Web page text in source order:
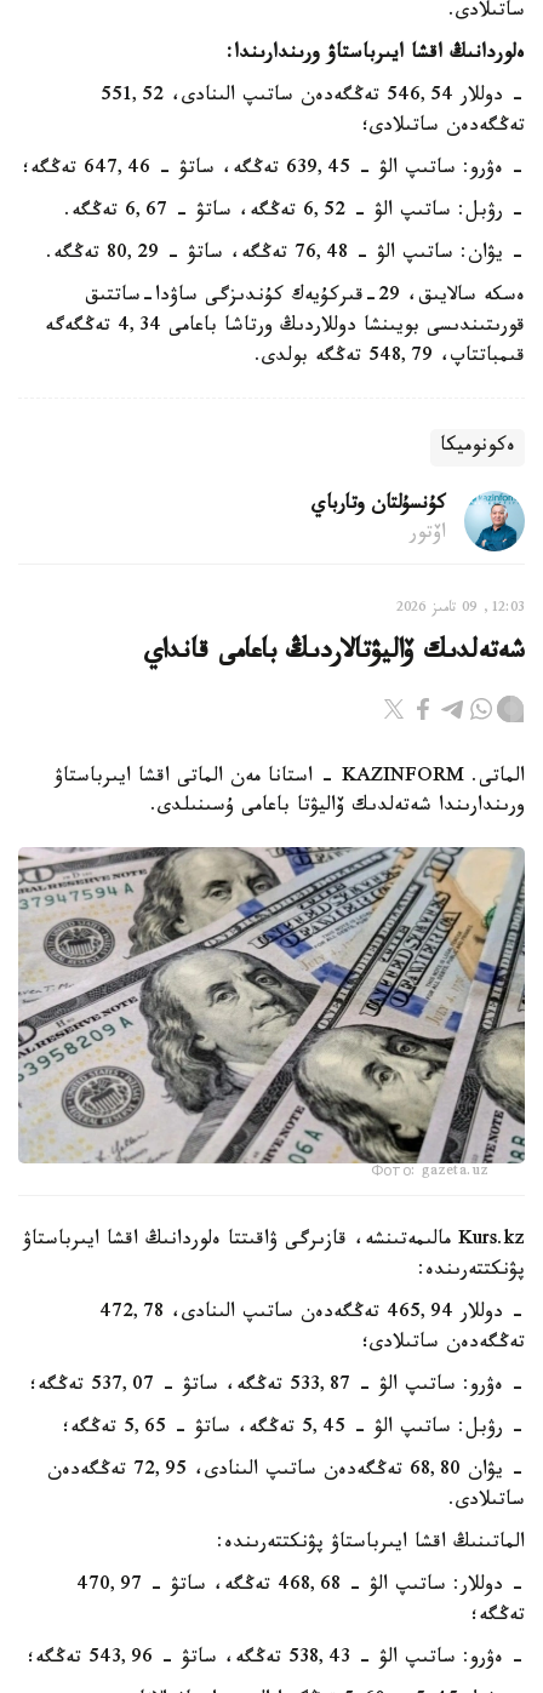
ساتىلادى.
ەلوردانىڭ اقشا ايىرباستاۋ ورىندارىندا:
- دوللار 546,54 تەڭگەدەن ساتىپ الىنادى، 551,52
تەڭگەدەن ساتىلادى؛
- ەۋرو: ساتىپ الۋ - 639,45 تەڭگە، ساتۋ - 647,46 تەڭگە؛
- رۋبل: ساتىپ الۋ - 6,52 تەڭگە، ساتۋ - 6,67 تەڭگە.
- يۋان: ساتىپ الۋ - 76,48 تەڭگە، ساتۋ - 80,29 تەڭگە.
ەسكە سالايىق، 29-قىركۇيەك كۇندىزگى ساۋدا-ساتتىق
قورىتىندىسى بويىنشا دوللاردىڭ ورتاشا باعامى 4,34 تەڭگەگە
قىمباتتاپ، 548,79 تەڭگە بولدى.
ەكونوميكا
كۇنسۇلتان وتارباي
اۆتور
12:03, 09 تامىز 2026
شەتەلدىك ۆاليۋتالاردىڭ باعامى قانداي
الماتى. KAZINFORM - استانا مەن الماتى اقشا ايىرباستاۋ
ورىندارىندا شەتەلدىك ۆاليۋتا باعامى ۇسىنىلدى.
Фото: gazeta.uz
Kurs.kz مالىمەتىنشە، قازىرگى ۋاقىتتا ەلوردانىڭ اقشا ايىرباستاۋ
پۋنكتتەرىندە:
- دوللار 465,94 تەڭگەدەن ساتىپ الىنادى، 472,78
تەڭگەدەن ساتىلادى؛
- ەۋرو: ساتىپ الۋ - 533,87 تەڭگە، ساتۋ - 537,07 تەڭگە؛
- رۋبل: ساتىپ الۋ - 5,45 تەڭگە، ساتۋ - 5,65 تەڭگە؛
- يۋان 68,80 تەڭگەدەن ساتىپ الىنادى، 72,95 تەڭگەدەن
ساتىلادى.
الماتىنىڭ اقشا ايىرباستاۋ پۋنكتتەرىندە:
- دوللار: ساتىپ الۋ - 468,68 تەڭگە، ساتۋ - 470,97
تەڭگە؛
- ەۋرو: ساتىپ الۋ - 538,43 تەڭگە، ساتۋ - 543,96 تەڭگە؛